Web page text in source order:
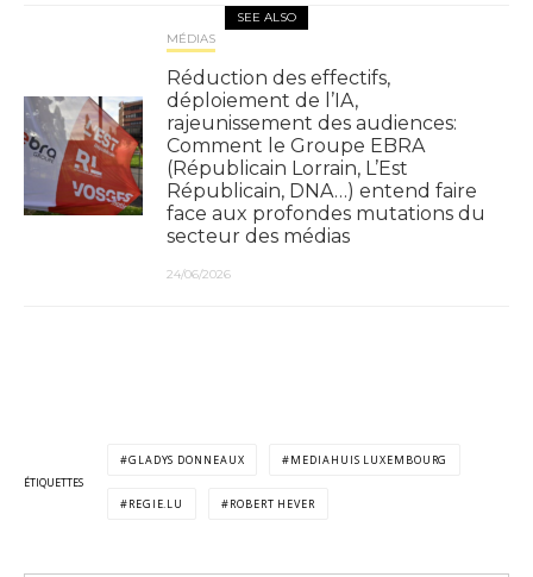
SEE ALSO
MÉDIAS
Réduction des effectifs,
déploiement de l’IA,
rajeunissement des audiences:
Comment le Groupe EBRA
(Républicain Lorrain, L’Est
Républicain, DNA…) entend faire
face aux profondes mutations du
secteur des médias
24/06/2026
ÉTIQUETTES
GLADYS DONNEAUX MEDIAHUIS LUXEMBOURG
REGIE.LU ROBERT HEVER